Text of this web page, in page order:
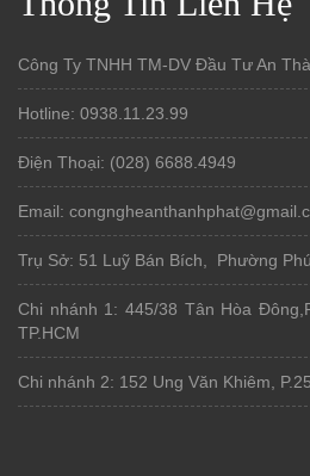
Công Ty TNHH TM-DV Đầu Tư An
Hotline: 0938.11.23.99
Điện Thoại: (028) 6688.4949
Email:
Trụ Sở: 51 Luỹ Bán Bích, Phường
Chi nhánh 1: 445/38 Tân Hòa
TP.HCM
Chi nhánh 2: 152 Ung Văn Khiêm,